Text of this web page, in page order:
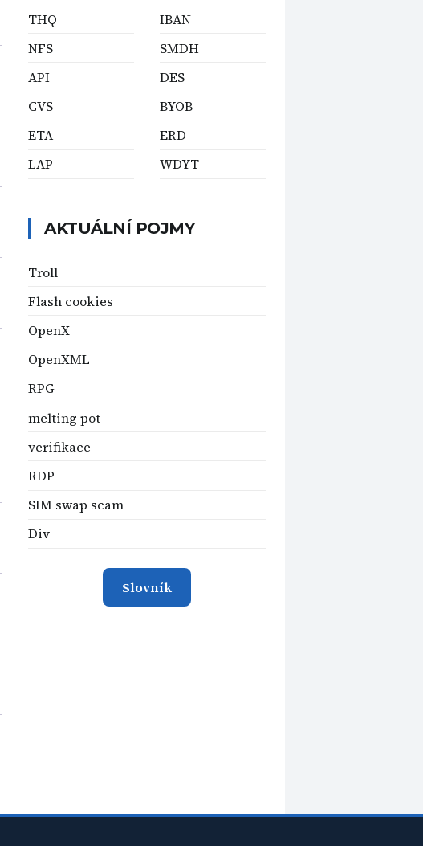
THQ
NFS
API
CVS
ETA
LAP
IBAN
SMDH
DES
BYOB
ERD
WDYT
AKTUÁLNÍ POJMY
Troll
Flash cookies
OpenX
OpenXML
RPG
melting pot
verifikace
RDP
SIM swap scam
Div
Slovník